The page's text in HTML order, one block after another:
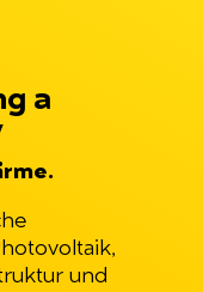
a
und